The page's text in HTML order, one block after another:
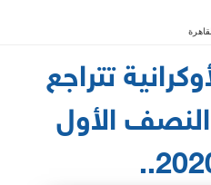
تتراجع
في النصف الأول